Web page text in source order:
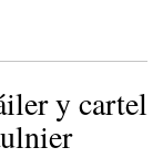
y cartel